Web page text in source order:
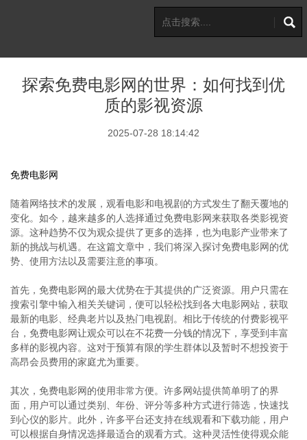
探索免费电影网的世界：如何找到优
质的影视资源
2025-07-28 18:14:42
免费电影网
随着网络技术的发展，观看电影和电视剧的方式发生了翻天覆地的
变化。如今，越来越多的人选择通过免费电影网来获取各类影视资
源。这种趋势不仅为观众提供了更多的选择，也为电影产业带来了
新的挑战与机遇。在这篇文章中，我们将深入探讨免费电影网的优
势、使用方法以及需要注意的事项。
首先，免费电影网的最大优势在于其提供的广泛资源。用户只需在
搜索引擎中输入相关关键词，便可以轻松找到各大电影网站，获取
最新的电影、经典老片以及热门电视剧。相比于传统的付费影视平
台，免费电影网让观众可以在不花费一分钱的情况下，享受到丰富
多样的影视内容。这对于预算有限的学生群体以及暂时不想投资于
高昂会员费用的家庭尤为重要。
其次，免费电影网的使用非常方便。许多网站提供简单明了的界
面，用户可以通过类别、年份、评分等多种方式进行筛选，快速找
到心仪的影片。此外，许多平台还支持在线观看和下载功能，用户
可以根据自身情况选择最适合的观看方式。这种灵活性使得观众能